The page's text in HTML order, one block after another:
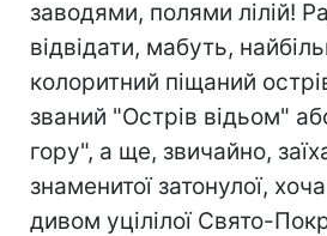
заводями, полями лілій!
відвідати, мабуть,
колоритний піщаний
званий "Острів відьом"
гору", а ще, звичайно,
знаменитої затонулої,
дивом уцілілої Свято-